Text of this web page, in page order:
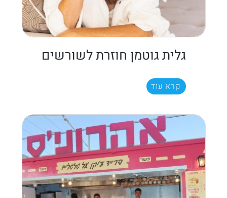
גלית גוטמן חוזרת לשורשים
קרא עוד